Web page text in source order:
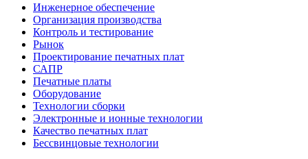
Инженерное обеспечение
Организация производства
Контроль и тестирование
Рынок
Проектирование печатных плат
САПР
Печатные платы
Оборудование
Технологии сборки
Электронные и ионные технологии
Качество печатных плат
Бессвинцовые технологии